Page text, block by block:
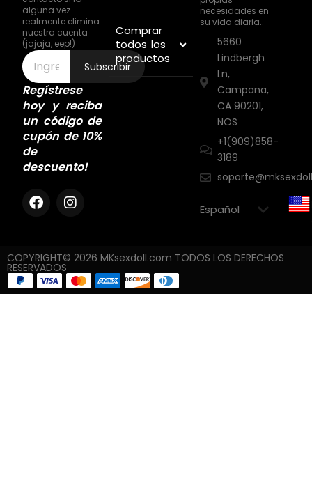
alguna vez
realmente elimina
nuestra cuenta
(jajaja, eep!)
Subscribir
Regístrese
hoy y reciba
un código de
cupón de 10%
de
descuento!
Comprar
todos los
productos
necesidades en
su vida diaria..
5660
Lindbergh
Ln,
Campana,
CA 90201,
NOS
+1(909)858-
3189
COPYRIGHT© 2026 MKsexdoll.com TODOS LOS DERECHOS
RESERVADOS